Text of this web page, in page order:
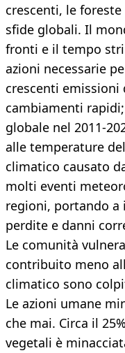
crescenti, le
sfide globali. Il
fronti e il tempo
azioni necessarie
crescenti emissioni
cambiamenti
globale nel 2011-
alle temperature
climatico causato
molti eventi
regioni, portando
perdite e danni
Le comunità
contribuito meno
climatico sono
Le azioni umane
che mai. Circa il
vegetali è